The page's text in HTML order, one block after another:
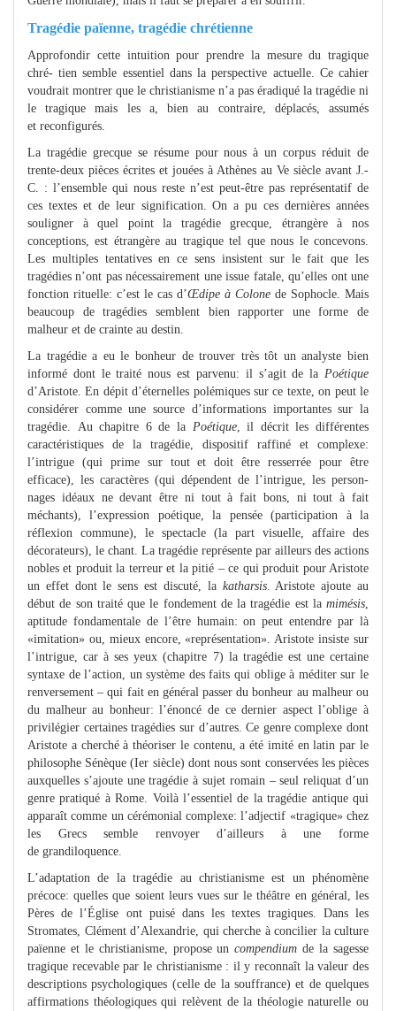
Tragédie païenne, tragédie chrétienne
Approfondir cette intuition pour prendre la mesure du tragique
chré- tien semble essentiel dans la perspective actuelle. Ce cahier
voudrait montrer que le christianisme n’a pas éradiqué la tragédie ni
le tragique mais les a, bien au contraire, déplacés, assumés
et reconfigurés.
La tragédie grecque se résume pour nous à un corpus réduit de
trente-deux pièces écrites et jouées à Athènes au Ve siècle avant J.-
C. : l’ensemble qui nous reste n’est peut-être pas représentatif de
ces textes et de leur signification. On a pu ces dernières années
souligner à quel point la tragédie grecque, étrangère à nos
conceptions, est étrangère au tragique tel que nous le concevons.
Les multiples tentatives en ce sens insistent sur le fait que les
tragédies n’ont pas nécessairement une issue fatale, qu’elles ont une
fonction rituelle: c’est le cas d’Œdipe à Colone de Sophocle. Mais
beaucoup de tragédies semblent bien rapporter une forme de
malheur et de crainte au destin.
La tragédie a eu le bonheur de trouver très tôt un analyste bien
informé dont le traité nous est parvenu: il s’agit de la Poétique
d’Aristote. En dépit d’éternelles polémiques sur ce texte, on peut le
considérer comme une source d’informations importantes sur la
tragédie. Au chapitre 6 de la Poétique, il décrit les différentes
caractéristiques de la tragédie, dispositif raffiné et complexe:
l’intrigue (qui prime sur tout et doit être resserrée pour être
efficace), les caractères (qui dépendent de l’intrigue, les person-
nages idéaux ne devant être ni tout à fait bons, ni tout à fait
méchants), l’expression poétique, la pensée (participation à la
réflexion commune), le spectacle (la part visuelle, affaire des
décorateurs), le chant. La tragédie représente par ailleurs des actions
nobles et produit la terreur et la pitié – ce qui produit pour Aristote
un effet dont le sens est discuté, la katharsis. Aristote ajoute au
début de son traité que le fondement de la tragédie est la mimésis
aptitude fondamentale de l’être humain: on peut entendre par là
«imitation» ou, mieux encore, «représentation». Aristote insiste sur
l’intrigue, car à ses yeux (chapitre 7) la tragédie est une certaine
syntaxe de l’action, un système des faits qui oblige à méditer sur le
renversement – qui fait en général passer du bonheur au malheur ou
du malheur au bonheur: l’énoncé de ce dernier aspect l’oblige à
privilégier certaines tragédies sur d’autres. Ce genre complexe dont
Aristote a cherché à théoriser le contenu, a été imité en latin par le
philosophe Sénèque (Ier siècle) dont nous sont conservées les pièces
auxquelles s’ajoute une tragédie à sujet romain – seul reliquat d’un
genre pratiqué à Rome. Voilà l’essentiel de la tragédie antique qui
apparaît comme un cérémonial complexe: l’adjectif «tragique» chez
les Grecs semble renvoyer d’ailleurs à une forme
de grandiloquence.
L’adaptation de la tragédie au christianisme est un phénomène
précoce: quelles que soient leurs vues sur le théâtre en général, les
Pères de l’Église ont puisé dans les textes tragiques. Dans les
Stromates, Clément d’Alexandrie, qui cherche à concilier la culture
païenne et le christianisme, propose uncompendiumde la sagesse
tragique recevable par le christianisme : il y reconnaît la valeur des
descriptions psychologiques (celle de la souffrance) et de quelques
affirmations théologiques qui relèvent de la théologie naturelle ou